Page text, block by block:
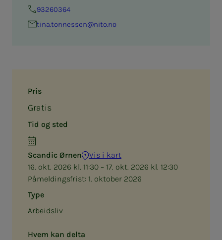
Pris
Gratis
Tid og sted
Scandic Ørnen
Vis i kart
16. okt. 2026 kl. 11:30 – 17. okt. 2026 kl. 12:30
Påmeldingsfrist: 1. oktober 2026
Type
Arbeidsliv
Hvem kan delta
93260364
tina.ton­­­nes­­­sen@nito.no